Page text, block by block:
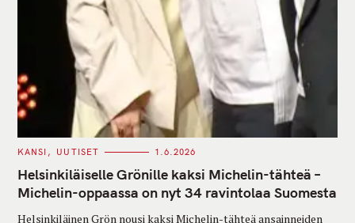
C
T
E
G
O
I
KANSI UUTISET 1.6.2026
Helsinkiläiselle Grönille kaksi Michelin-tähteä –
Michelin-oppaassa on nyt 34 ravintolaa Suomesta
Helsinkiläinen Grön nousi kaksi Michelin-tähteä ansainneiden